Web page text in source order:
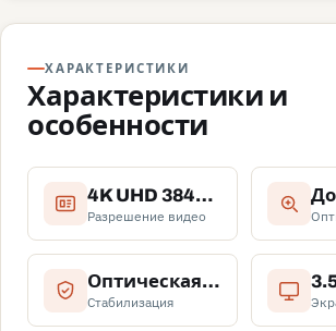
ХАРАКТЕРИСТИКИ
Характеристики и
особенности
4K UHD 3840×2160, Full HD 1920×1080
Разрешение видео
Оптическая стабилизация с поддержкой 5-осевого и динамического режима
Стабилизация